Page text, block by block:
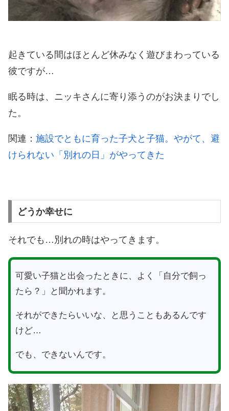
起きている間はほとんど休みなく遊びまわっている
彼ですが…
眠る時は、ニッキさんに寄り添うのがお決まりでし
た。
関連： 施設でともに育った子犬と子猫。やがて、避
けられない「別れの日」がやってきた
どうか幸せに
それでも…別れの時はやってきます。
可愛い子猫と出会ったときに、よく「自分で飼っ
たら？」と聞かれます。
それができたらいいな、と思うこともあるんです
けど…
でも、できないんです。